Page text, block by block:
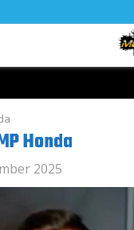
Honda
2025